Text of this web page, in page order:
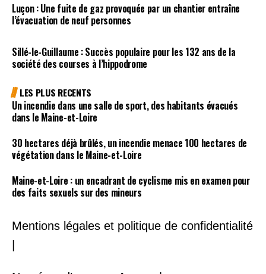
Luçon : Une fuite de gaz provoquée par un chantier entraîne
l’évacuation de neuf personnes
Sillé-le-Guillaume : Succès populaire pour les 132 ans de la
société des courses à l’hippodrome
LES PLUS RECENTS
Un incendie dans une salle de sport, des habitants évacués
dans le Maine-et-Loire
30 hectares déjà brûlés, un incendie menace 100 hectares de
végétation dans le Maine-et-Loire
Maine-et-Loire : un encadrant de cyclisme mis en examen pour
des faits sexuels sur des mineurs
Mentions légales et politique de confidentialité
|